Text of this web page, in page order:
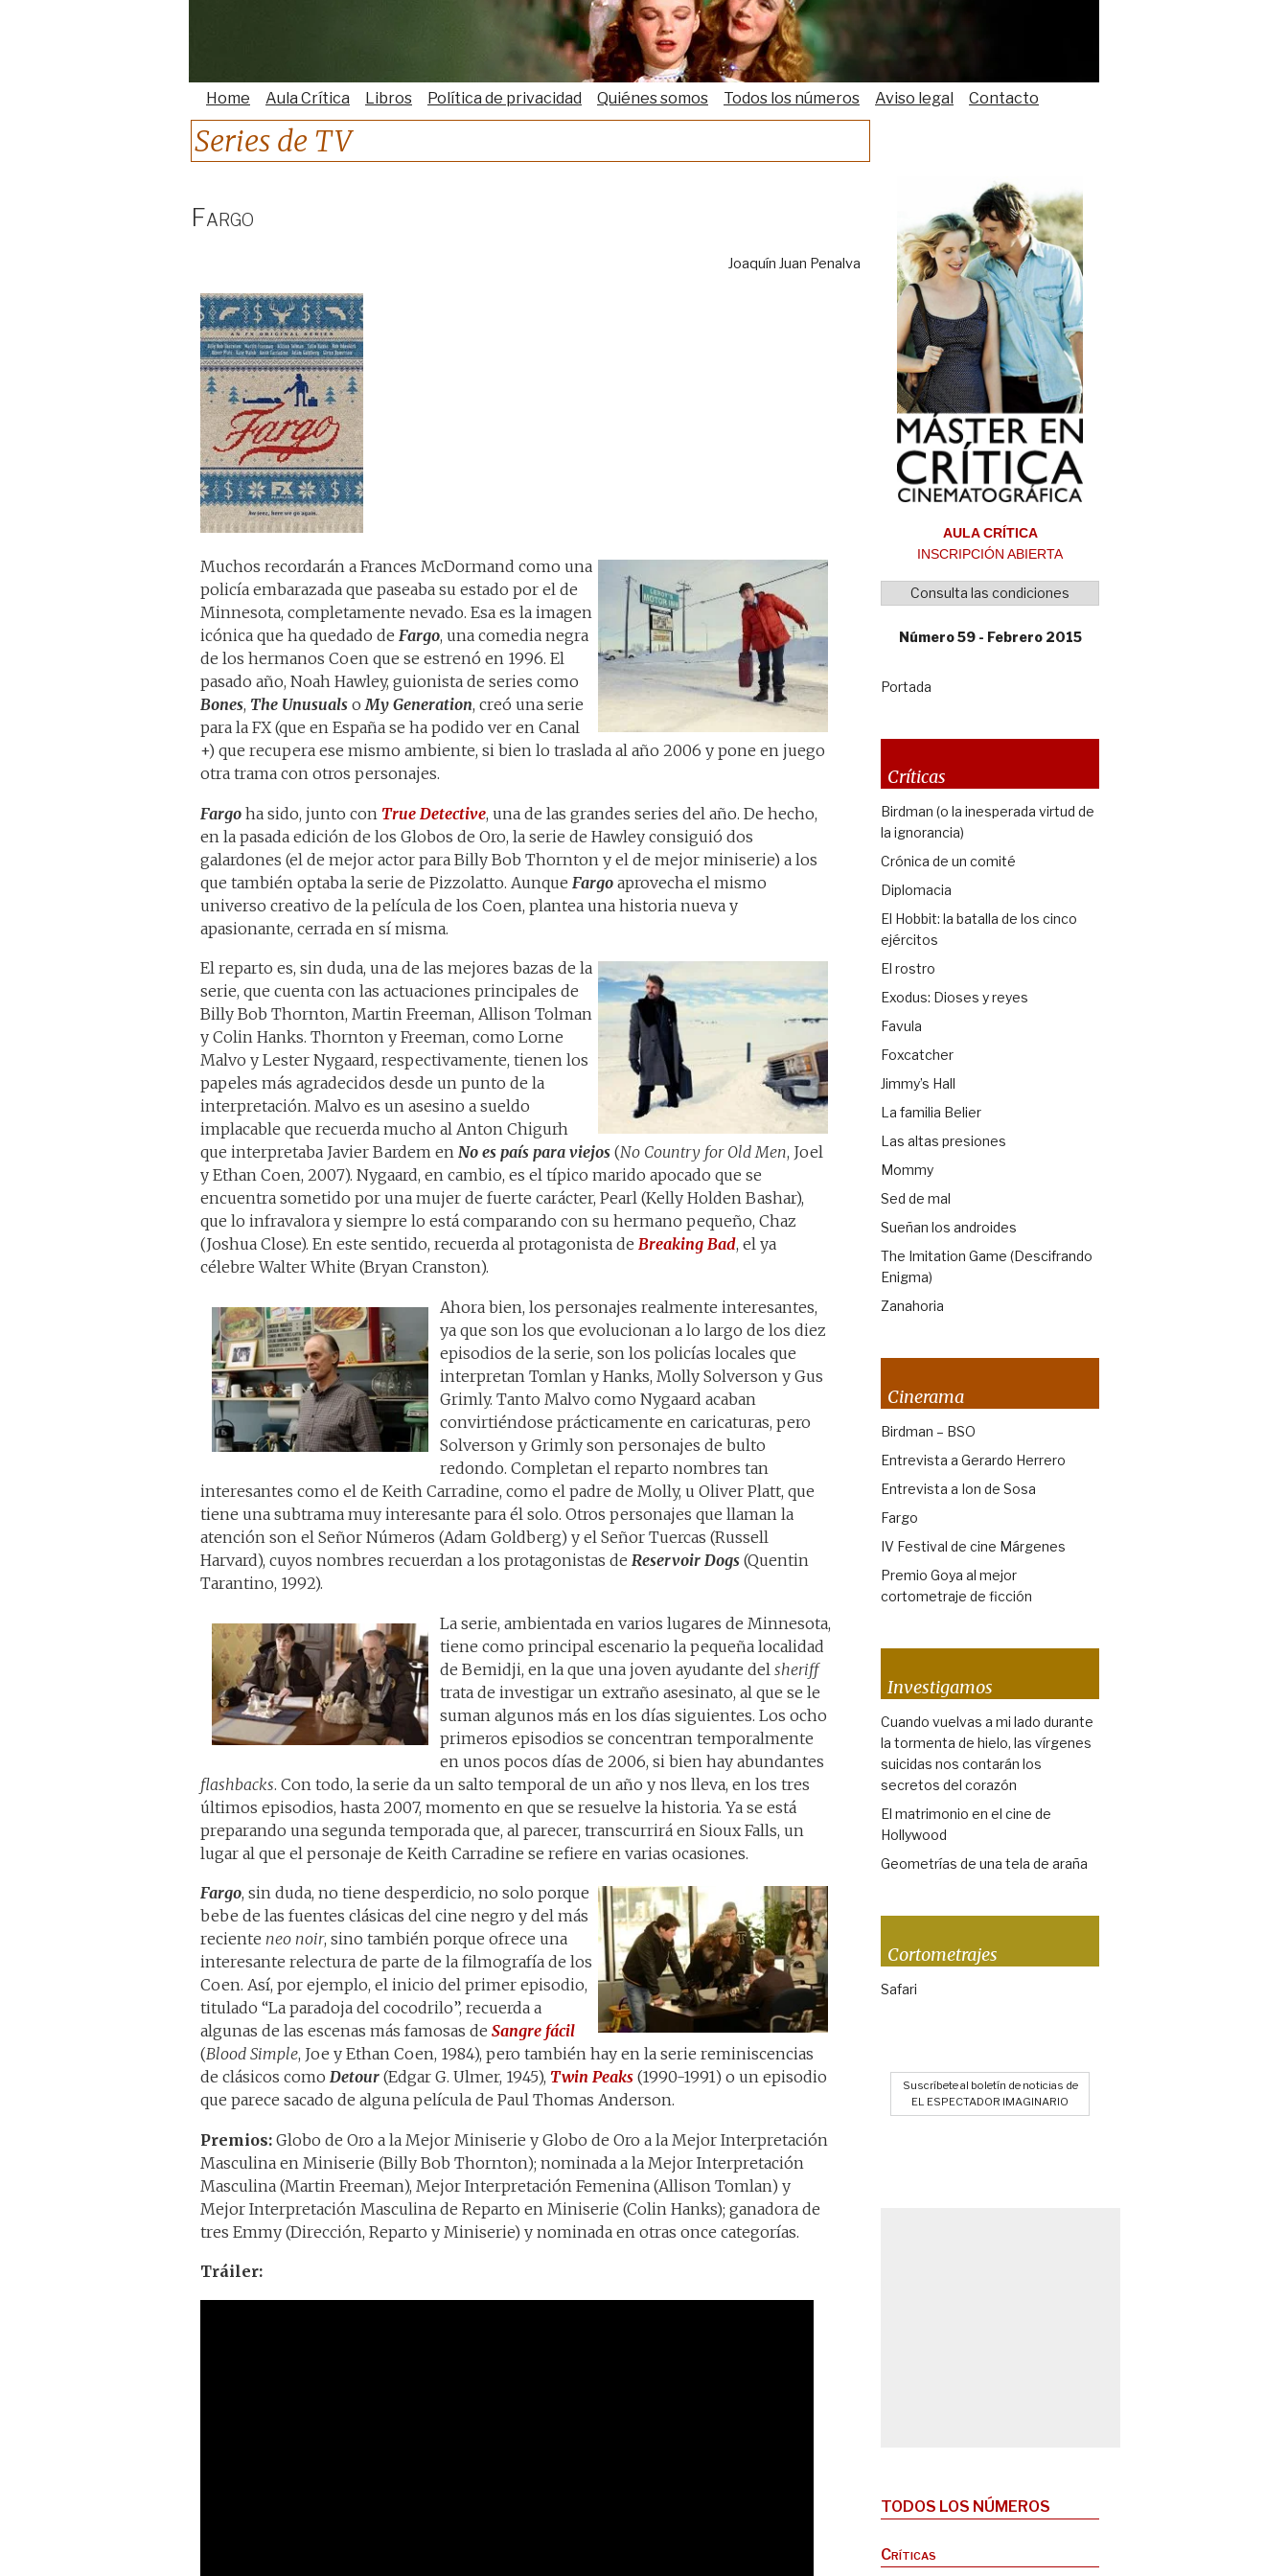
Home Aula Crítica Libros Política de privacidad Quiénes somos Todos los números Aviso legal Contacto
Series de TV
Fargo
Joaquín Juan Penalva
Muchos recordarán a Frances McDormand como una
policía embarazada que paseaba su estado por el de
Minnesota, completamente nevado. Esa es la imagen
icónica que ha quedado de Fargo, una comedia negra
de los hermanos Coen que se estrenó en 1996. El
pasado año, Noah Hawley, guionista de series como
Bones, The Unusuals oMy Generation, creó una serie
para la FX (que en España se ha podido ver en Canal
+) que recupera ese mismo ambiente, si bien lo traslada al año 2006 y pone en juego
otra trama con otros personajes.
Fargo ha sido, junto con True Detective, una de las grandes series del año. De hecho,
en la pasada edición de los Globos de Oro, la serie de Hawley consiguió dos
galardones (el de mejor actor para Billy Bob Thornton y el de mejor miniserie) a los
que también optaba la serie de Pizzolatto. Aunque Fargo aprovecha el mismo
universo creativo de la película de los Coen, plantea una historia nueva y
apasionante, cerrada en sí misma.
El reparto es, sin duda, una de las mejores bazas de la
serie, que cuenta con las actuaciones principales de
Billy Bob Thornton, Martin Freeman, Allison Tolman
y Colin Hanks. Thornton y Freeman, como Lorne
Malvo y Lester Nygaard, respectivamente, tienen los
papeles más agradecidos desde un punto de la
interpretación. Malvo es un asesino a sueldo
implacable que recuerda mucho al Anton Chigurh
que interpretaba Javier Bardem en No es país para viejos (No Country for Old Men, Joel
y Ethan Coen, 2007). Nygaard, en cambio, es el típico marido apocado que se
encuentra sometido por una mujer de fuerte carácter, Pearl (Kelly Holden Bashar),
que lo infravalora y siempre lo está comparando con su hermano pequeño, Chaz
(Joshua Close). En este sentido, recuerda al protagonista de Breaking Bad, el ya
célebre Walter White (Bryan Cranston).
Ahora bien, los personajes realmente interesantes,
ya que son los que evolucionan a lo largo de los diez
episodios de la serie, son los policías locales que
interpretan Tomlan y Hanks, Molly Solverson y Gus
Grimly. Tanto Malvo como Nygaard acaban
convirtiéndose prácticamente en caricaturas, pero
Solverson y Grimly son personajes de bulto
redondo. Completan el reparto nombres tan
interesantes como el de Keith Carradine, como el padre de Molly, u Oliver Platt, que
tiene una subtrama muy interesante para él solo. Otros personajes que llaman la
atención son el Señor Números (Adam Goldberg) y el Señor Tuercas (Russell
Harvard), cuyos nombres recuerdan a los protagonistas de Reservoir Dogs (Quentin
Tarantino, 1992).
La serie, ambientada en varios lugares de Minnesota,
tiene como principal escenario la pequeña localidad
de Bemidji, en la que una joven ayudante del sheriff
trata de investigar un extraño asesinato, al que se le
suman algunos más en los días siguientes. Los ocho
primeros episodios se concentran temporalmente
en unos pocos días de 2006, si bien hay abundantes
flashbacks. Con todo, la serie da un salto temporal de un año y nos lleva, en los tres
últimos episodios, hasta 2007, momento en que se resuelve la historia. Ya se está
preparando una segunda temporada que, al parecer, transcurrirá en Sioux Falls, un
lugar al que el personaje de Keith Carradine se refiere en varias ocasiones.
Fargo, sin duda, no tiene desperdicio, no solo porque
bebe de las fuentes clásicas del cine negro y del más
reciente neo noir, sino también porque ofrece una
interesante relectura de parte de la filmografía de los
Coen. Así, por ejemplo, el inicio del primer episodio,
titulado “La paradoja del cocodrilo”, recuerda a
algunas de las escenas más famosas de Sangre fácil
(Blood Simple, Joe y Ethan Coen, 1984), pero también hay en la serie reminiscencias
de clásicos como Detour (Edgar G. Ulmer, 1945), Twin Peaks (1990-1991) o un episodio
que parece sacado de alguna película de Paul Thomas Anderson.
Premios: Globo de Oro a la Mejor Miniserie y Globo de Oro a la Mejor Interpretación
Masculina en Miniserie (Billy Bob Thornton); nominada a la Mejor Interpretación
Masculina (Martin Freeman), Mejor Interpretación Femenina (Allison Tomlan) y
Mejor Interpretación Masculina de Reparto en Miniserie (Colin Hanks); ganadora de
tres Emmy (Dirección, Reparto y Miniserie) y nominada en otras once categorías.
Tráiler:
AULA CRÍTICA
INSCRIPCIÓN ABIERTA
Consulta las condiciones
Número 59 - Febrero 2015
Portada
Críticas
Birdman (o la inesperada virtud de
la ignorancia)
Crónica de un comité
Diplomacia
El Hobbit: la batalla de los cinco
ejércitos
El rostro
Exodus: Dioses y reyes
Favula
Foxcatcher
Jimmy’s Hall
La familia Belier
Las altas presiones
Mommy
Sed de mal
Sueñan los androides
The Imitation Game (Descifrando
Enigma)
Zanahoria
Cinerama
Birdman – BSO
Entrevista a Gerardo Herrero
Entrevista a Ion de Sosa
Fargo
IV Festival de cine Márgenes
Premio Goya al mejor
cortometraje de ficción
Investigamos
Cuando vuelvas a mi lado durante
la tormenta de hielo, las vírgenes
suicidas nos contarán los
secretos del corazón
El matrimonio en el cine de
Hollywood
Geometrías de una tela de araña
Cortometrajes
Safari
Suscríbete al boletín de noticias de
EL ESPECTADOR IMAGINARIO
TODOS LOS NÚMEROS
Críticas